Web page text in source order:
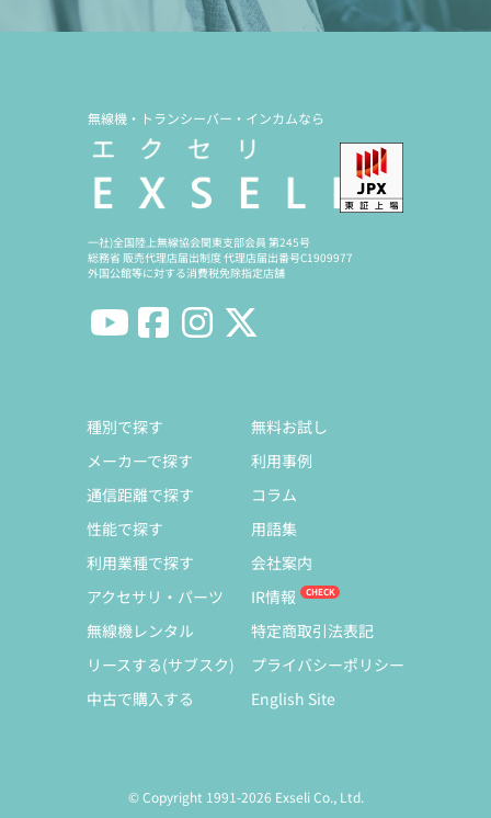
無線機・トランシーバー・インカムなら
一社)全国陸上無線協会関東支部会員 第245号
総務省 販売代理店届出制度 代理店届出番号C1909977
外国公館等に対する消費税免除指定店舗
種別で探す
メーカーで探す
通信距離で探す
性能で探す
利用業種で探す
アクセサリ・パーツ
無線機レンタル
リースする(サブスク)
中古で購入する
無料お試し
利用事例
コラム
用語集
会社案内
IR情報
特定商取引法表記
プライバシーポリシー
English Site
© Copyright 1991-2026 Exseli Co., Ltd.